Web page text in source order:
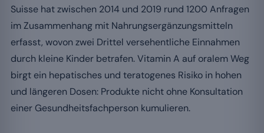
Suisse hat zwischen 2014 und 2019 rund 1200 Anfragen
im Zusammenhang mit Nahrungsergänzungsmitteln
erfasst, wovon zwei Drittel versehentliche Einnahmen
durch kleine Kinder betrafen. Vitamin A auf oralem Weg
birgt ein hepatisches und teratogenes Risiko in hohen
und längeren Dosen: Produkte nicht ohne Konsultation
einer Gesundheitsfachperson kumulieren.